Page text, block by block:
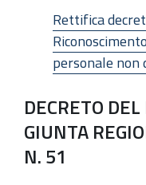
Rettifica
personale non
DECRETO
GIUNTA
N. 51